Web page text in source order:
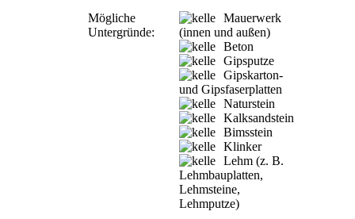
Mögliche
Untergründe:
Mauerwerk
(innen und außen)
Beton
Gipsputze
Gipskarton-
und Gipsfaserplatten
Naturstein
Kalksandstein
Bimsstein
Klinker
Lehm (z. B.
Lehmbauplatten,
Lehmsteine,
Lehmputze)